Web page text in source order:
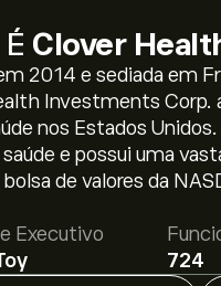
Clover
2014 e sediada em
Investments Corp.
nos Estados
e possui uma
bolsa de valores da
Executivo
724
da CLOV é 4.76‎$‎.
alvo para Clover
oferecem previsões